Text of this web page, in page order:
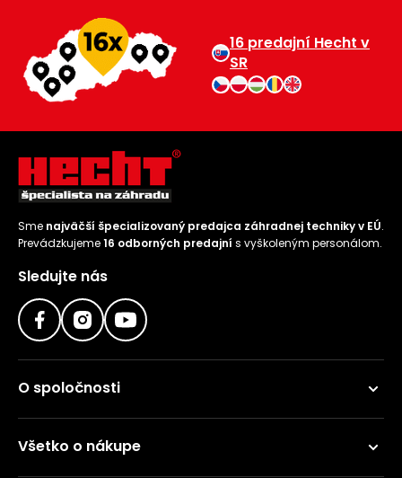
16 predajní Hecht v
SR
Sme najväčší špecializovaný predajca záhradnej techniky v EÚ.
Prevádzkujeme16 odborných predajní s vyškoleným personálom.
Sledujte nás
O spoločnosti
Všetko o nákupe